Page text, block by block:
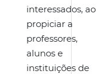
interessados, ao
propiciar a
professores,
alunos e
instituições de